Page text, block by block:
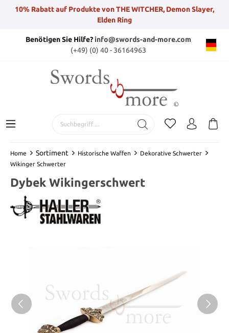
10% Rabatt auf Produkte von THE WITCHER, Demon Slayer,
Elden Ring
Benötigen Sie Hilfe?info@swords-and-more.com
(+49) (0) 40 - 36164963
Home Sortiment Historische Waffen
Dekorative Schwerter
Wikinger Schwerter
Dybek Wikingerschwert